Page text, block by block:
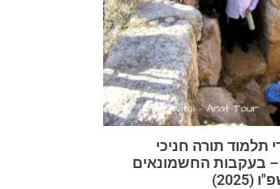
תלמוד תורה חניכי
– בעקבות החשמונאים